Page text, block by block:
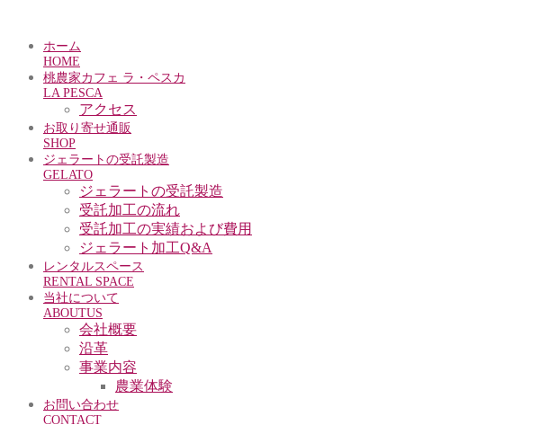
ホーム
HOME
桃農家カフェ ラ・ペスカ
LA PESCA
アクセス
お取り寄せ通販
SHOP
ジェラートの受託製造
GELATO
ジェラートの受託製造
受託加工の流れ
受託加工の実績および費用
ジェラート加工Q&A
レンタルスペース
RENTAL SPACE
当社について
ABOUTUS
会社概要
沿革
事業内容
農業体験
お問い合わせ
CONTACT